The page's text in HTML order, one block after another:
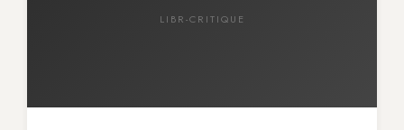
LIBR-CRITIQUE